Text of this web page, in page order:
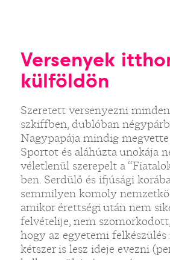
Versenyek
külföldön
Szeretett versenyezni
szkiffben, dublóban
Nagypapája mindig
Sportot és aláhúzta unokája
véletlenül szerepelt a
ben. Serdülő és ifjúsági
semmilyen komoly
amikor érettségi után nem
felvételije, nem
hogy az egyetemi
kétszer is lesz ideje evezni